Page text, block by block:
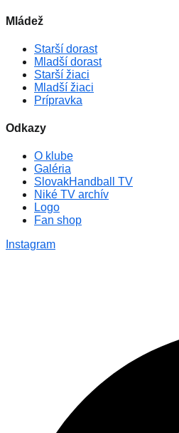
Mládež
Starší dorast
Mladší dorast
Starší žiaci
Mladší žiaci
Prípravka
Odkazy
O klube
Galéria
SlovakHandball TV
Niké TV archív
Logo
Fan shop
Instagram